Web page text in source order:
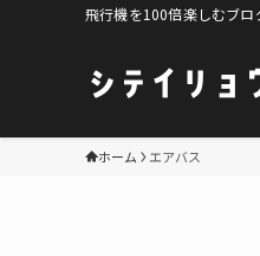
飛行機を100倍楽しむブロ
ホーム エアバス